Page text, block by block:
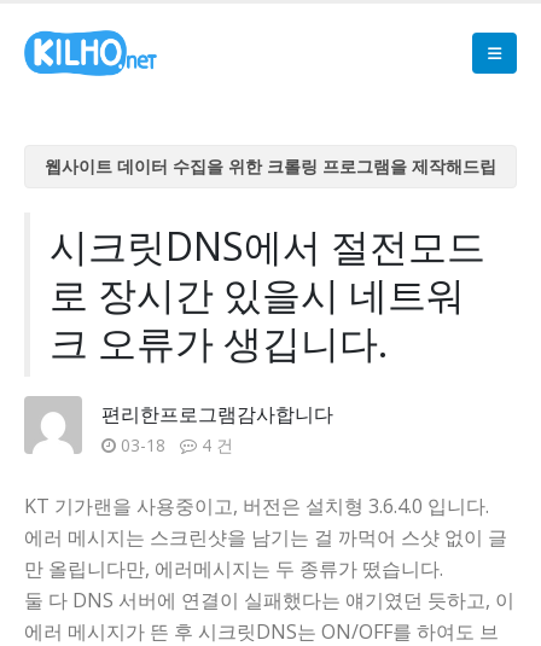
웹사이트 데이터 수집을 위한 크롤링 프로그램을 제작해드립
웹사이트 데이터 수집을 위한 크롤링 프로그램을 제작해드립
니다
웹사이트 데이터 수집을 위한 크롤링 프로그램을 제작해드립
니다
웹사이트 데이터 수집을 위한 크롤링 프로그램을 제작해드립
웹사이트 데이터 수집을 위한 크롤링 프로그램을 제작해드립
시크릿DNS에서 절전모드
로 장시간 있을시 네트워
크 오류가 생깁니다.
편리한프로그램감사합니다
03-18 4 건
KT 기가랜을 사용중이고, 버전은 설치형 3.6.4.0 입니다.
에러 메시지는 스크린샷을 남기는 걸 까먹어 스샷 없이 글
만 올립니다만, 에러메시지는 두 종류가 떴습니다.
둘 다 DNS 서버에 연결이 실패했다는 얘기였던 듯하고, 이
에러 메시지가 뜬 후 시크릿DNS는 ON/OFF를 하여도 브